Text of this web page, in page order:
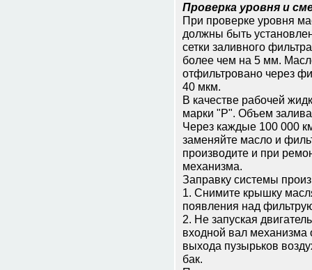
Проверка уровня и
При проверке уровня
должны быть
сетки заливного
более чем на 5 мм.
отфильтровано через
40 мкм.
В качестве рабочей
марки "Р". Объем
Через каждые 100 000
заменяйте масло и
производите и при
механизма.
Заправку системы
1. Снимите крышку
появления над
2. Не запуская
входной вал механизма
выхода пузырьков
бак.